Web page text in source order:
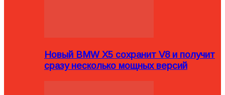
Новый BMW X5 сохранит V8 и получит
сразу несколько мощных версий